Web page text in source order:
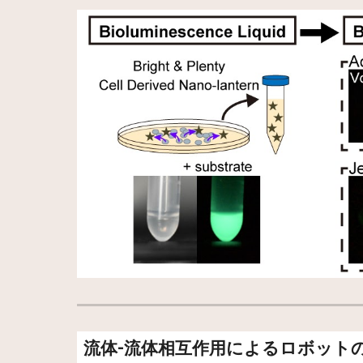
流体-流体相互作用によるロボット